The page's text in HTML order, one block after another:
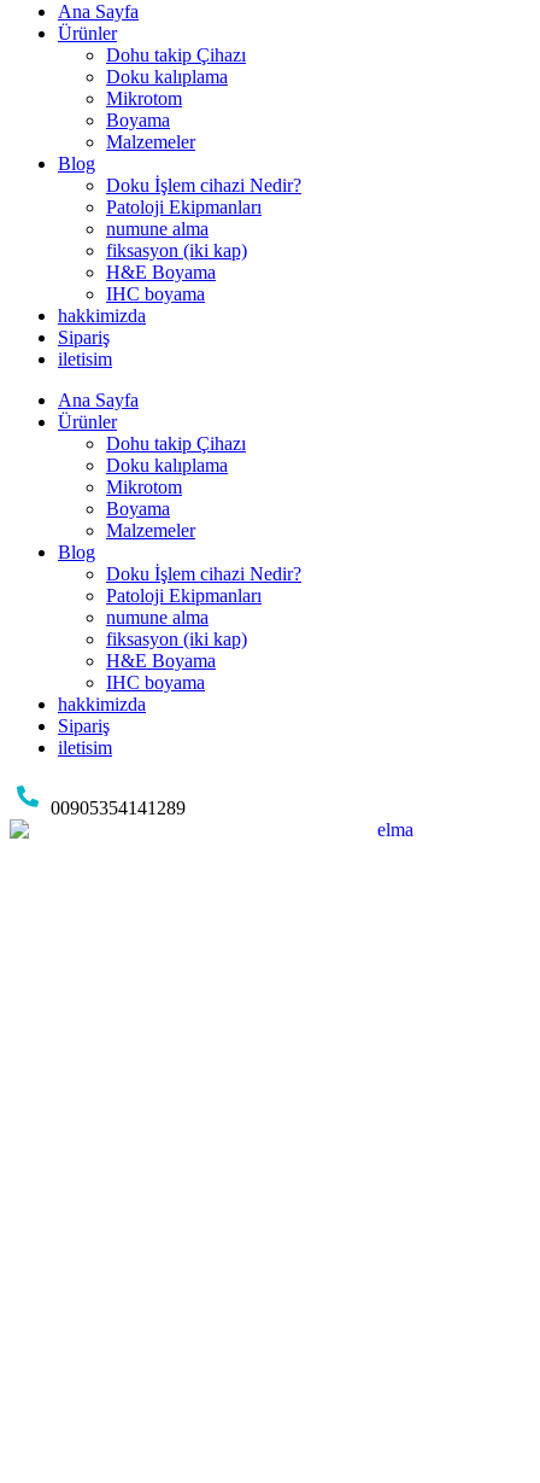
Ana Sayfa
Ürünler
Dohu takip Çihazı
Doku kalıplama
Mikrotom
Boyama
Malzemeler
Blog
Doku İşlem cihazi Nedir?
Patoloji Ekipmanları
numune alma
fiksasyon (iki kap)
H&E Boyama
IHC boyama
hakkimizda
Sipariş
iletisim
Ana Sayfa
Ürünler
Dohu takip Çihazı
Doku kalıplama
Mikrotom
Boyama
Malzemeler
Blog
Doku İşlem cihazi Nedir?
Patoloji Ekipmanları
numune alma
fiksasyon (iki kap)
H&E Boyama
IHC boyama
hakkimizda
Sipariş
iletisim
00905354141289